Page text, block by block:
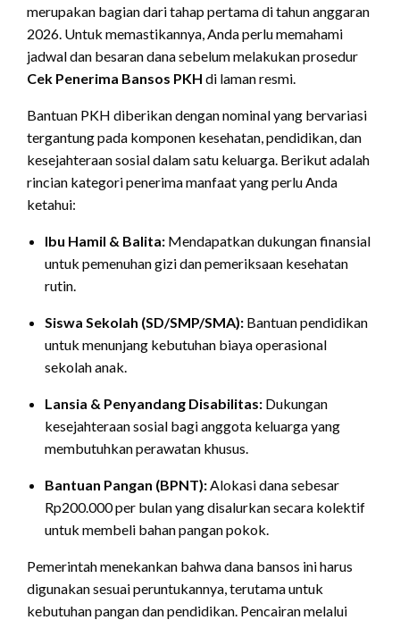
merupakan bagian dari tahap pertama di tahun anggaran
2026. Untuk memastikannya, Anda perlu memahami
jadwal dan besaran dana sebelum melakukan prosedur
Cek Penerima Bansos PKH di laman resmi.
Bantuan PKH diberikan dengan nominal yang bervariasi
tergantung pada komponen kesehatan, pendidikan, dan
kesejahteraan sosial dalam satu keluarga. Berikut adalah
rincian kategori penerima manfaat yang perlu Anda
ketahui:
Ibu Hamil & Balita: Mendapatkan dukungan finansial
untuk pemenuhan gizi dan pemeriksaan kesehatan
rutin.
Siswa Sekolah (SD/SMP/SMA): Bantuan pendidikan
untuk menunjang kebutuhan biaya operasional
sekolah anak.
Lansia & Penyandang Disabilitas: Dukungan
kesejahteraan sosial bagi anggota keluarga yang
membutuhkan perawatan khusus.
Bantuan Pangan (BPNT):Alokasi dana sebesar
Rp200.000 per bulan yang disalurkan secara kolektif
untuk membeli bahan pangan pokok.
Pemerintah menekankan bahwa dana bansos ini harus
digunakan sesuai peruntukannya, terutama untuk
kebutuhan pangan dan pendidikan. Pencairan melalui